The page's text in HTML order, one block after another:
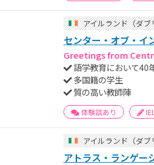
アイルランド（ダブ
センター・オブ・イ
Greetings from
語学教育において40
多国籍の学生
質の高い教師陣
体験談あり
アイルランド（ダブ
アトラス・ランゲー